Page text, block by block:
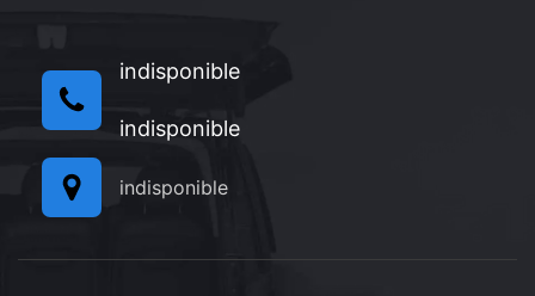
indisponible
indisponible
indisponible